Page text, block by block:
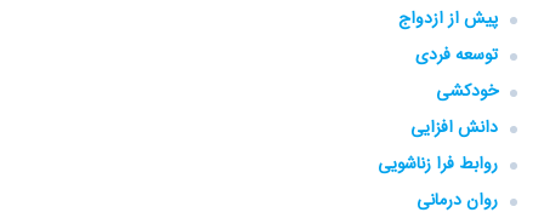
پیش از ازدواج
توسعه فردی
خودکشی
دانش افزایی
روابط فرا زناشویی
روان درمانی